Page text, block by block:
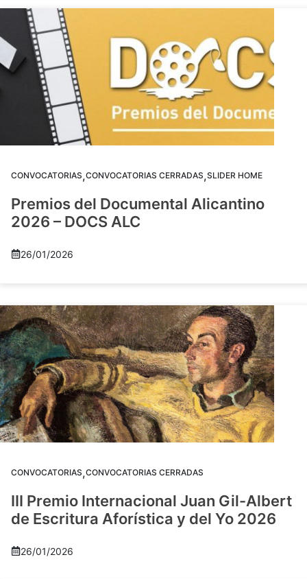
CONVOCATORIAS,CONVOCATORIAS CERRADAS,SLIDER HOME
Premios del Documental Alicantino
2026 – DOCS ALC
26/01/2026
CONVOCATORIAS,CONVOCATORIAS CERRADAS
III Premio Internacional Juan Gil-Albert
de Escritura Aforística y del Yo 2026
26/01/2026